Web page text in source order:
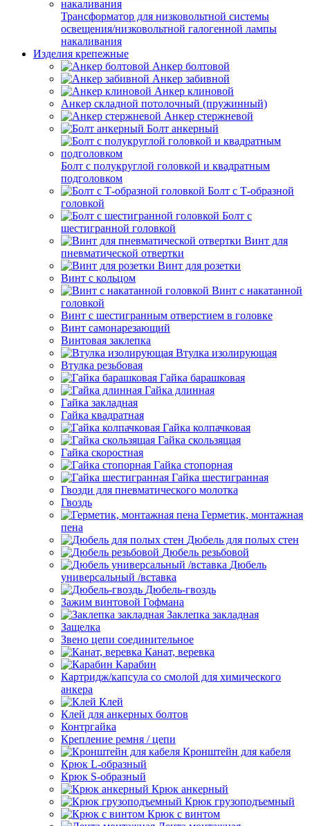
Трансформатор для низковольтной системы
освещения/низковольтной галогенной лампы
накаливания
Изделия крепежные
Анкер болтовой
Анкер забивной
Анкер клиновой
Анкер складной потолочный (пружинный)
Анкер стержневой
Болт анкерный
Болт с полукруглой головкой и квадратным
подголовком
Болт с Т-образной
головкой
Болт с
шестигранной головкой
Винт для
пневматической отвертки
Винт для розетки
Винт с кольцом
Винт с накатанной
головкой
Винт с шестигранным отверстием в головке
Винт самонарезающий
Винтовая заклепка
Втулка изолирующая
Втулка резьбовая
Гайка барашковая
Гайка длинная
Гайка закладная
Гайка квадратная
Гайка колпачковая
Гайка скользящая
Гайка скоростная
Гайка стопорная
Гайка шестигранная
Гвозди для пневматического молотка
Гвоздь
Герметик, монтажная
пена
Дюбель для полых стен
Дюбель резьбовой
Дюбель
универсальный /вставка
Дюбель-гвоздь
Зажим винтовой Гофмана
Заклепка закладная
Защелка
Звено цепи соединительное
Канат, веревка
Карабин
Картридж/капсула со смолой для химического
анкера
Клей
Клей для анкерных болтов
Контргайка
Крепление ремня / цепи
Кронштейн для кабеля
Крюк L-образный
Крюк S-образный
Крюк анкерный
Крюк грузоподъемный
Крюк с винтом